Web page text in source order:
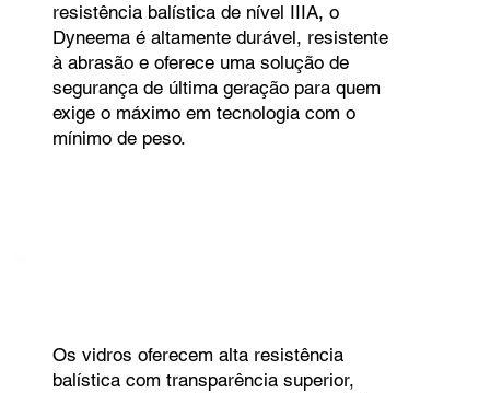
resistência balística de nível IIIA, o
Dyneema é altamente durável, resistente
à abrasão e oferece uma solução de
segurança de última geração para quem
exige o máximo em tecnologia com o
mínimo de peso.
Os vidros oferecem alta resistência
balística com transparência superior,